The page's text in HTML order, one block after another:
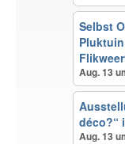
Selbst
Aug. 13
déco?“
Aug. 13